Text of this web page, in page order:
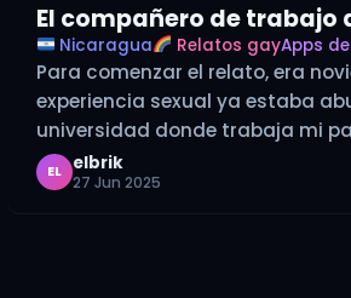
El compañero de trabajo
Nicaragua Relatos gayApps
Para comenzar el relato, era
experiencia sexual ya estaba
universidad donde trabaja mi
EL elbrik
27 Jun 2025